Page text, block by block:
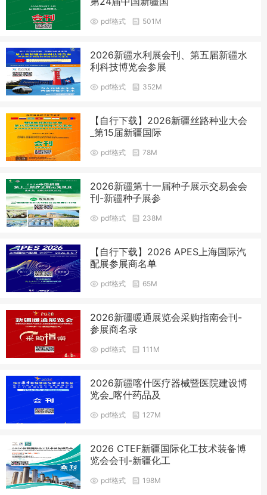
pdf格式 501M
2026新疆水利展会刊、第五届新疆水
利科技博览会参展
pdf格式 352M
【自行下载】2026新疆丝路种业大会
_第15届新疆国际
pdf格式 78M
2026新疆第十一届种子展示交易会会
刊-新疆种子展参
pdf格式 238M
【自行下载】2026 APES上海国际汽
配展参展商名单
pdf格式 65M
2026新疆暖通展览会采购指南会刊-
参展商名录
pdf格式 111M
2026新疆喀什医疗器械暨医院建设博
览会_喀什药品及
pdf格式 127M
2026 CTEF新疆国际化工技术装备博
览会会刊-新疆化工
pdf格式 198M